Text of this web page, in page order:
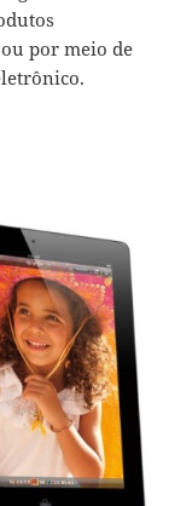
por meio de